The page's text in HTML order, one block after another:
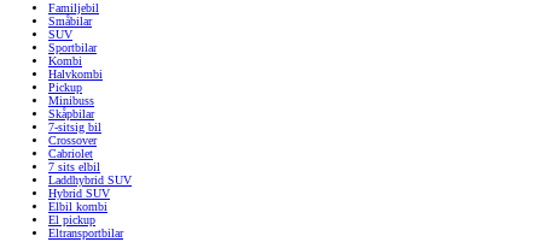
Familjebil
Småbilar
SUV
Sportbilar
Kombi
Halvkombi
Pickup
Minibuss
Skåpbilar
7-sitsig bil
Crossover
Cabriolet
7 sits elbil
Laddhybrid SUV
Hybrid SUV
Elbil kombi
El pickup
Eltransportbilar